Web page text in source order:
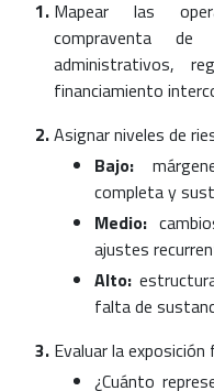
Mapear las
compraventa
administrativos,
financiamiento
Asignar niveles de
Bajo:
completa y
Medio:
ajustes
Alto:
falta de
Evaluar la exposición
¿Cuánto